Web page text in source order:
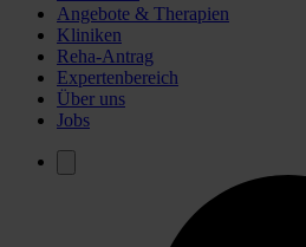
Angebote & Therapien
Kliniken
Reha-Antrag
Expertenbereich
Über uns
Jobs